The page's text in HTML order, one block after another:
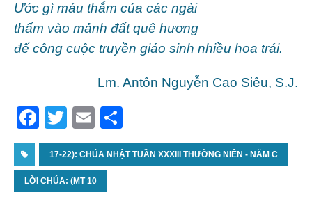
Ước gì máu thắm của các ngài
thấm vào mảnh đất quê hương
để công cuộc truyền giáo sinh nhiều hoa trái.
Lm. Antôn Nguyễn Cao Siêu, S.J.
F
a
c
e
T
w
itt
er
E
m
ai
l
h
ar
17-22): CHÚA NHẬT TUẦN XXXIII THƯỜNG NIÊN - NĂM C
LỜI CHÚA: (MT 10